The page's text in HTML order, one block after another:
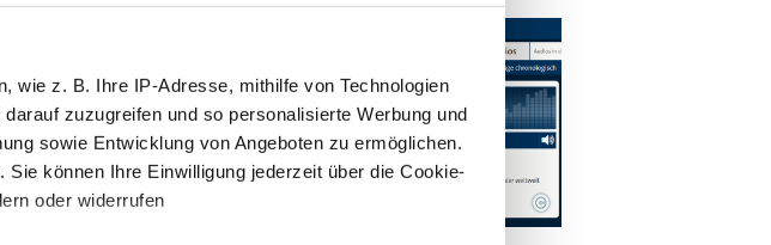
wie z. B. Ihre IP-Adresse, mithilfe von Technologien
zuzugreifen und so personalisierte Werbung und
sowie Entwicklung von Angeboten zu ermöglichen.
können Ihre Einwilligung jederzeit über die Cookie-
oder widerrufen
©